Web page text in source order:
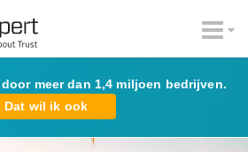
meer dan 1,4 miljoen bedrijven.
Dat wil ik ook